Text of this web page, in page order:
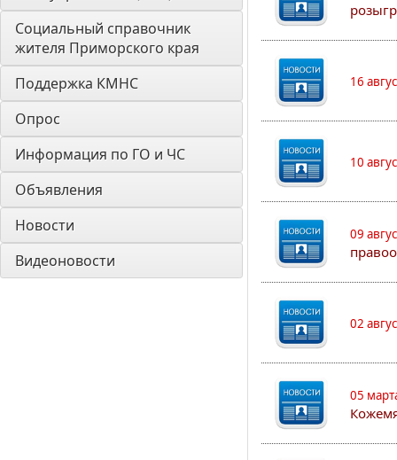
Социальный справочник
жителя Приморского края
Поддержка КМНС
Опрос
Информация по ГО и ЧС
Объявления
Новости
Видеоновости
16
10
09
02
05